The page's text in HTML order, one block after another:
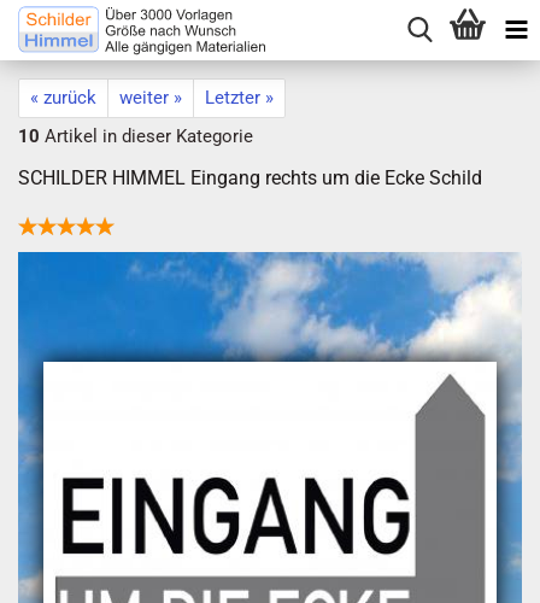
« zurück weiter »
Letzter »
10 Artikel in dieser Kategorie
SCHILDER HIMMEL Eingang rechts um die Ecke Schild